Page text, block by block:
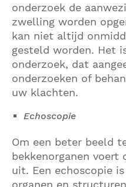
onderzoek de
zwelling worden
kan niet altijd
gesteld worden. Het
onderzoek, dat
onderzoeken of
uw klachten.
Echoscopie
Om een beter beeld
bekkenorganen voert
uit. Een echoscopie
organen en